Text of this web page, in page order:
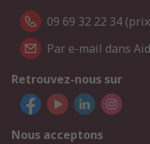
09 69 32 22 34
Par e-mail dans
Retrouvez-nous sur
Nous acceptons